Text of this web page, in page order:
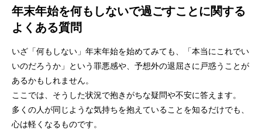
年末年始を何もしないで過ごすことに関する
よくある質問
いざ「何もしない」年末年始を始めてみても、「本当にこれでい
いのだろうか」という罪悪感や、予想外の退屈さに戸惑うことが
あるかもしれません。
ここでは、そうした状況で抱きがちな疑問や不安に答えます。
多くの人が同じような気持ちを抱えていることを知るだけでも、
心は軽くなるものです。